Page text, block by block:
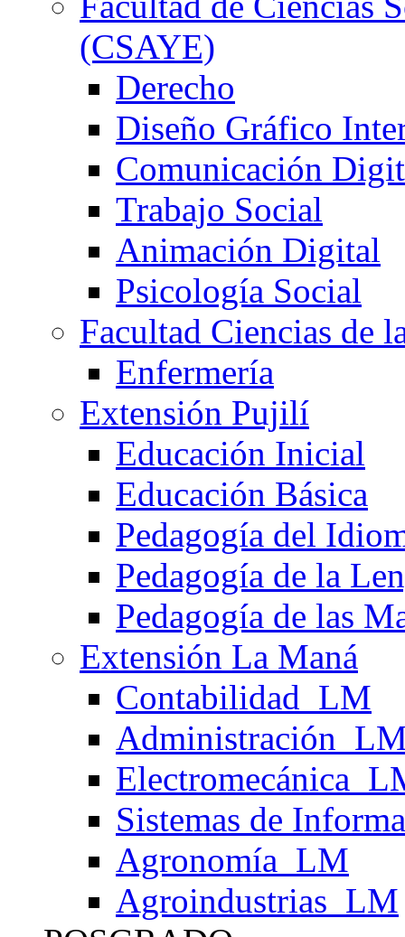
(CSAYE)
Derecho
Diseño Gráfico
Comunicación
Trabajo Social
Animación Digital
Psicología Social
Facultad Ciencias de
Enfermería
Extensión Pujilí
Educación Inicial
Educación Básica
Pedagogía del
Pedagogía de la
Pedagogía de las
Extensión La Maná
Contabilidad_LM
Sistemas de
Agronomía_LM
Agroindustrias_LM